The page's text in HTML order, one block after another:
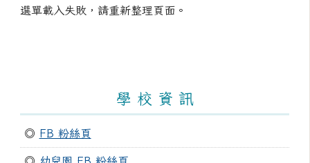
選單載入失敗，請重新整理頁面。
學 校 資 訊
◎ FB 粉絲頁